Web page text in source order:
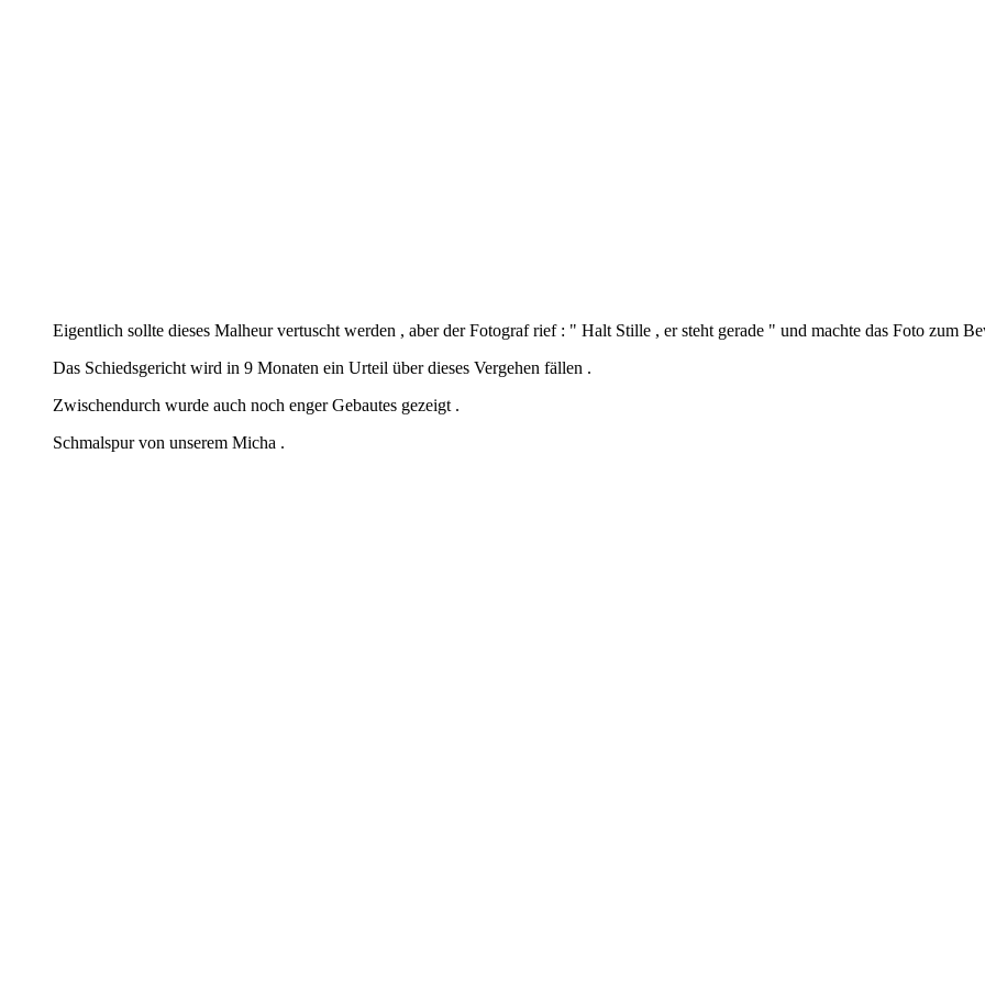
Eigentlich sollte dieses Malheur vertuscht werden , aber der Fotograf rief : " Halt Stille , er steht gerade " und machte das Foto zum
Das Schiedsgericht wird in 9 Monaten ein Urteil über dieses Vergehen fällen .
Zwischendurch wurde auch noch enger Gebautes gezeigt .
Schmalspur von unserem Micha .